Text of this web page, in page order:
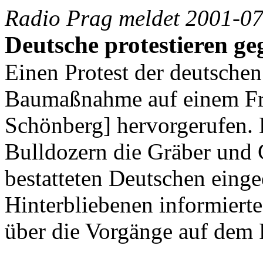
Radio Prag meldet 2001-
Deutsche protestieren
Einen Protest der
Baumaßnahme auf einem
Schönberg]
Bulldozern die Gräber und
bestatteten Deutschen
Hinterbliebenen
über die Vorgänge auf